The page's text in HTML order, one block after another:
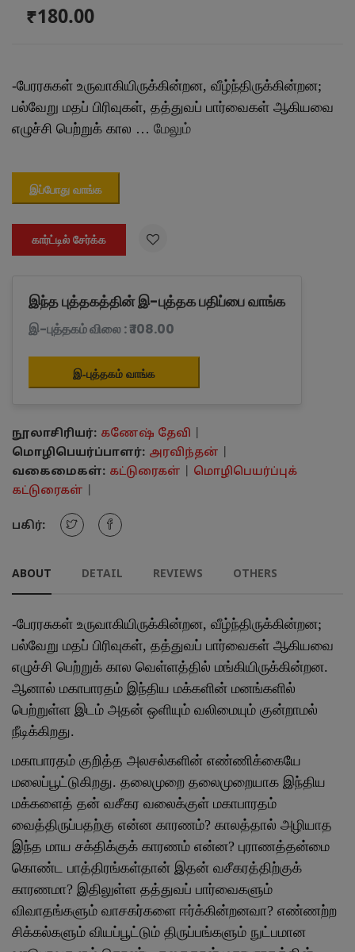
₹180.00
-பேரரசுகள் உருவாகியிருக்கின்றன, வீழ்ந்திருக்கின்றன;
பல்வேறு மதப் பிரிவுகள், தத்துவப் பார்வைகள் ஆகியவை
எழுச்சி பெற்றுக் கால … மேலும்
இப்போது வாங்க
கார்ட்டில் சேர்க்க 
இந்த புத்தகத்தின் இ-புத்தக பதிப்பை வாங்க
இ-புத்தகம் விலை : ₹ 108.00
இ-புத்தகம் வாங்க
நூலாசிரியர்: கணேஷ் தேவி
மொழிபெயர்ப்பாளர்: அரவிந்தன்
வகைமைகள்: கட்டுரைகள்
மொழிபெயர்ப்புக்
கட்டுரைகள்
பகிர்:
ABOUT DETAIL REVIEWS OTHERS
-பேரரசுகள் உருவாகியிருக்கின்றன, வீழ்ந்திருக்கின்றன;
பல்வேறு மதப் பிரிவுகள், தத்துவப் பார்வைகள் ஆகியவை
எழுச்சி பெற்றுக் கால வெள்ளத்தில் மங்கியிருக்கின்றன.
ஆனால் மகாபாரதம் இந்திய மக்களின் மனங்களில்
பெற்றுள்ள இடம் அதன் ஒளியும் வலிமையும் குன்றாமல்
நீடிக்கிறது.
மகாபாரதம் குறித்த அலசல்களின் எண்ணிக்கையே
மலைப்பூட்டுகிறது. தலைமுறை தலைமுறையாக இந்திய
மக்களைத் தன் வசீகர வலைக்குள் மகாபாரதம்
வைத்திருப்பதற்கு என்ன காரணம்? காலத்தால் அழியாத
இந்த மாய சக்திக்குக் காரணம் என்ன? புராணத்தன்மை
கொண்ட பாத்திரங்கள்தான் இதன் வசீகரத்திற்குக்
காரணமா? இதிலுள்ள தத்துவப் பார்வைகளும்
விவாதங்களும் வாசகர்களை ஈர்க்கின்றனவா? எண்ணற்ற
சிக்கல்களும் வியப்பூட்டும் திருப்பங்களும் நுட்பமான